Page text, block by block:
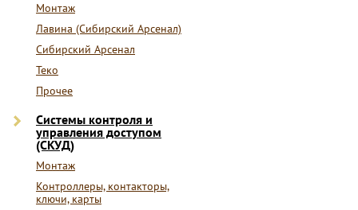
Монтаж
Лавина (Сибирский Арсенал)
Сибирский Арсенал
Теко
Прочее
Системы контроля и
управления доступом
(СКУД)
Монтаж
Контроллеры, контакторы,
ключи, карты